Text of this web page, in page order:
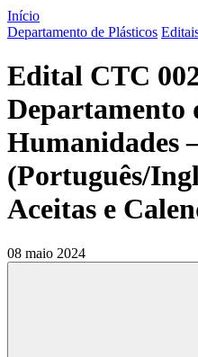
Início
Departamento de Plásticos
Edital CTC
Departamento
Humanidades
(Português/
Aceitas e
08 maio 2024